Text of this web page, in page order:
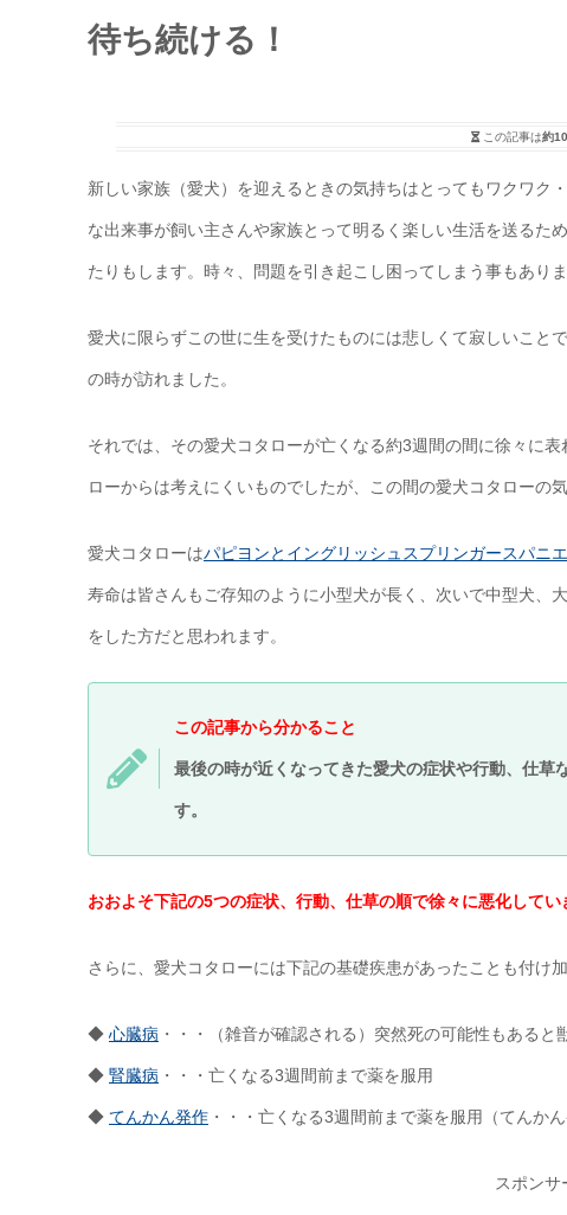
待ち続ける！
この記事は約
新しい家族（愛犬）を迎えるときの気持ちはとってもワクワク
な出来事が飼い主さんや家族とって明るく楽しい生活を送るた
たりもします。時々、問題を引き起こし困ってしまう事もあり
愛犬に限らずこの世に生を受けたものには悲しくて寂しいこと
の時が訪れました。
それでは、その愛犬コタローが亡くなる約3週間の間に徐々に
ローからは考えにくいものでしたが、この間の愛犬コタローの
愛犬コタローはパピヨンとイングリッシュスプリンガースパニ
寿命は皆さんもご存知のように小型犬が長く、次いで中型犬、
をした方だと思われます。
この記事から分かること
最後の時が近くなってきた愛犬の症状や行動、仕草
す。
おおよそ下記の5つの症状、行動、仕草の順で徐々に悪化してい
さらに、愛犬コタローには下記の基礎疾患があったことも付け加
◆ 心臓病 ・・・（雑音が確認される）突然死の可能性もある
◆ 腎臓病 ・・・亡くなる3週間前まで薬を服用
◆ てんかん発作 ・・・亡くなる3週間前まで薬を服用（てんか
スポンサ